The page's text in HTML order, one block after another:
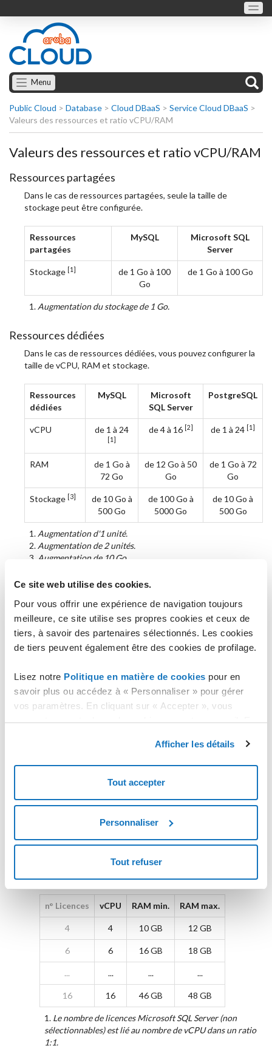
Ce site web utilise des cookies.
Pour vous offrir une expérience de navigation toujours
meilleure, ce site utilise ses propres cookies et ceux de
tiers, à savoir des partenaires sélectionnés. Les cookies
de tiers peuvent également être des cookies de profilage.
Lisez notre Politique en matière de cookies pour en
savoir plus ou accédez à « Personnaliser » pour gérer
vos paramètres. En cliquant sur « Accepter », vous
consentez au stockage de cookies sur votre appareil. En
stockage des cookies nécessaires.
Afficher les détails
Tout accepter
Personnaliser
Tout refuser
Menu
Public Cloud > Database > Cloud DBaaS > Service Cloud DBaaS >
Valeurs des ressources et ratio vCPU/RAM
Valeurs des ressources et ratio vCPU/RAM
Ressources partagées
Dans le cas de ressources partagées, seule la taille de
stockage peut être configurée.
Ressources
partagées
MySQL
Microsoft SQL
Server
Stockage [1]
de 1 Go à 100
Go
de 1 Go à 100 Go
1. Augmentation du stockage de 1 Go.
Ressources dédiées
Dans le cas de ressources dédiées, vous pouvez configurer la
taille de vCPU, RAM et stockage.
Ressources
dédiées
MySQL
Microsoft
SQL Server
PostgreSQL
vCPU de 1 à 24
[1]
de 4 à 16 [2] de 1 à 24 [1]
RAM
de 1 Go à
72 Go
de 12 Go à 50
Go
de 1 Go à 72
Go
Stockage [3]
de 10 Go à
500 Go
de 100 Go à
5000 Go
de 10 Go à
500 Go
1. Augmentation d'1 unité.
2. Augmentation de 2 unités.
3. Augmentation de 10 Go.
Ratio vCPU/RAM avec ressources dédiées
Quelle que soit la base de données sélectionnée lors de la
création (MySQL, Microsoft SQL Server ou PostgreSQL) d'un
Cloud DBaaS avec ressources dédiées, le maximal ratio entre
les vCPU et la RAM devra être de 1:3.
Il est possible diminuer la RAM de seulement 2 Go par
rapport au ratio 3:1 avec les vCPU.
RAM max.
1 1 GB 3 GB
6 GB
3 7 GB 9 GB
Ratio vCPU/RAM pour Microsoft SQL Server
n° Licences vCPU RAM min. RAM max.
4 4 10 GB 12 GB
6 6 16 GB 18 GB
... ... ... ...
16 16 46 GB 48 GB
1. Le nombre de licences Microsoft SQL Server (non
sélectionnables) est lié au nombre de vCPU dans un ratio
1:1.